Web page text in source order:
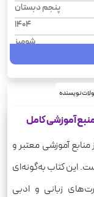
پنجم دبستان
1404
شومیز
فارسی
نویسنده
آموزشی کامل
آموزشی معتبر و
این کتاب به‌گونه‌ای
زبانی و ادبی